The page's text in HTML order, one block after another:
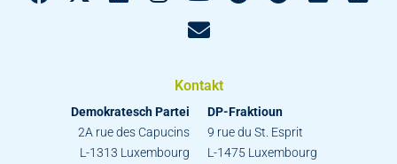
Kontakt
Demokratesch Partei
2A rue des Capucins
L-1313 Luxembourg
DP-Fraktioun
9 rue du St. Esprit
L-1475 Luxembourg